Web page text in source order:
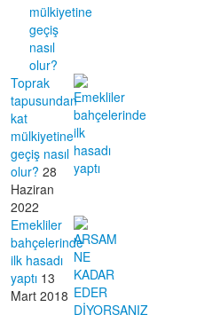
Toprak
tapusundan
kat
mülkiyetine
geçiş nasıl
olur? 28
Haziran
2022
Emekliler
bahçelerinde
ilk hasadı
yaptı 13
Mart 2018